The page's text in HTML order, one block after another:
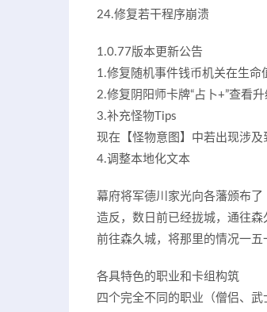
24.修复若干程序崩溃
1.0.77版本更新公告
1.修复随机事件钱币机关在生命
2.修复阴阳师卡牌“占卜+”查看
3.补充怪物Tips
现在【怪物意图】中若出现涉及
4.调整本地化文本
幕府将军德川家光向各藩颁布
造反，数日前已经拢城，通往
前往森久城，将那里的情况一
各具特色的职业和卡组构筑
四个完全不同的职业（僧侣、